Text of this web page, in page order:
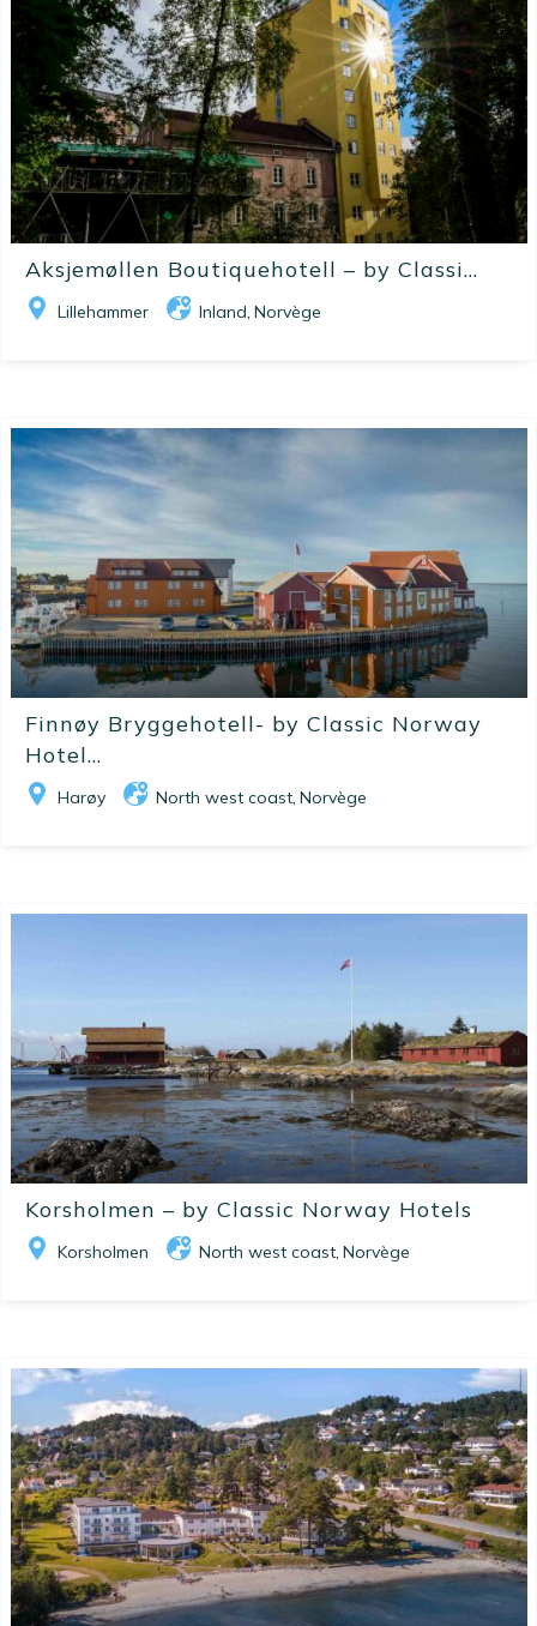
Aksjemøllen Boutiquehotell – by Classi...
Lillehammer Inland, Norvège
Finnøy Bryggehotell- by Classic Norway
Hotel...
Harøy North west coast, Norvège
Korsholmen – by Classic Norway Hotels
Korsholmen North west coast, Norvège